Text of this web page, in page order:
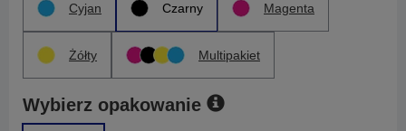
Cyjan Czarny Magenta
Żółty Multipakiet
Wybierz opakowanie